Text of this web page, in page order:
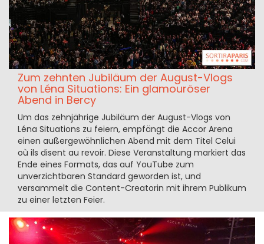
Zum zehnten Jubiläum der August-Vlogs
von Léna Situations: Ein glamouröser
Abend in Bercy
Um das zehnjährige Jubiläum der August-Vlogs von
Léna Situations zu feiern, empfängt die Accor Arena
einen außergewöhnlichen Abend mit dem Titel Celui
où ils disent au revoir. Diese Veranstaltung markiert das
Ende eines Formats, das auf YouTube zum
unverzichtbaren Standard geworden ist, und
versammelt die Content-Creatorin mit ihrem Publikum
zu einer letzten Feier.